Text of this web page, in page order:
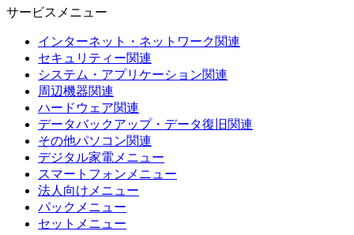
サービスメニュー
インターネット・ネットワーク関連
セキュリティー関連
システム・アプリケーション関連
周辺機器関連
ハードウェア関連
データバックアップ・データ復旧関連
その他パソコン関連
デジタル家電メニュー
スマートフォンメニュー
法人向けメニュー
パックメニュー
セットメニュー